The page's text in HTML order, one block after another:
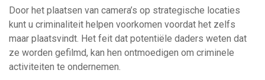
Door het plaatsen van camera’s op strategische locaties
kunt u criminaliteit helpen voorkomen voordat het zelfs
maar plaatsvindt. Het feit dat potentiële daders weten dat
ze worden gefilmd, kan hen ontmoedigen om criminele
activiteiten te ondernemen.